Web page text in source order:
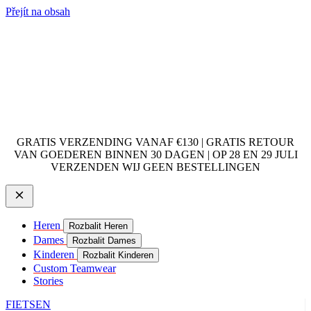
Přejít na obsah
GRATIS VERZENDING VANAF €130 | GRATIS RETOUR
VAN GOEDEREN BINNEN 30 DAGEN | OP 28 EN 29 JULI
VERZENDEN WIJ GEEN BESTELLINGEN
Heren Rozbalit Heren
Dames Rozbalit Dames
Kinderen Rozbalit Kinderen
Custom Teamwear
Stories
FIETSEN